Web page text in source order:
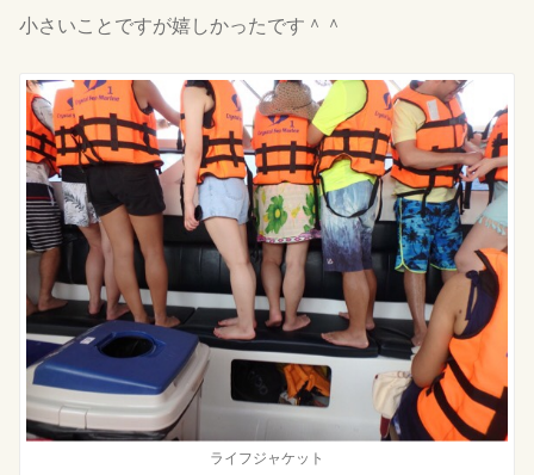
小さいことですが嬉しかったです＾＾
ライフジャケット